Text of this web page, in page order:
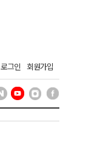
로그인 회원가입